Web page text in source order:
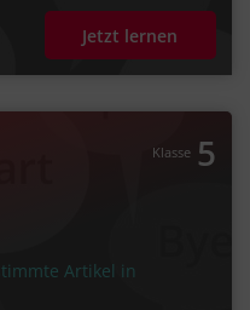
Jetzt lernen
Klasse 5
Artikel in